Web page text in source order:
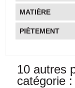
MATIÈRE
PIÈTEMENT
10 autres
catégorie :